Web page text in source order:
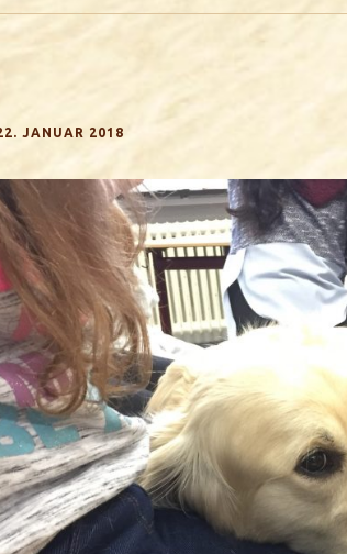
JANUAR 2018